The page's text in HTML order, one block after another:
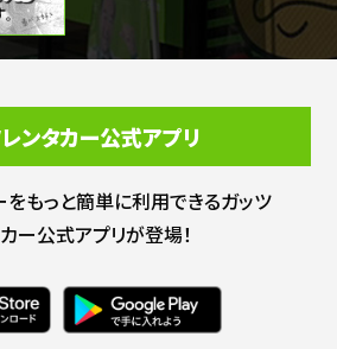
ンタカー公式アプリ
をもっと簡単に利用できるガッツ
ー公式アプリが登場！